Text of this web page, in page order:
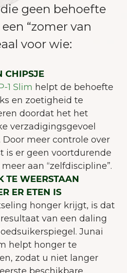
geen behoefte
“zomer van
voor wie:
CHIPSJE
1 Slim helpt de behoefte
en zoetigheid te
doordat het het
verzadigingsgevoel
Door meer controle over
is er geen voortdurende
aan “zelfdiscipline”.
TE WEERSTAAN
ER ETEN IS
honger krijgt, is dat
van een daling
Junai
helpt honger te
zodat u niet langer
beschikbare